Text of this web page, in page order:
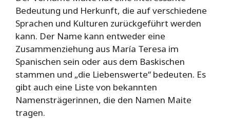
Bedeutung und Herkunft, die auf verschiedene
Sprachen und Kulturen zurückgeführt werden
kann. Der Name kann entweder eine
Zusammenziehung aus María Teresa im
Spanischen sein oder aus dem Baskischen
stammen und „die Liebenswerte“ bedeuten. Es
gibt auch eine Liste von bekannten
Namensträgerinnen, die den Namen Maite
tragen.